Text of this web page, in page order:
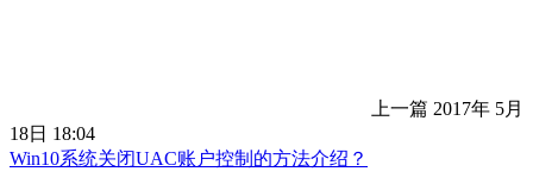
上一篇 2017年 5月
18日 18:04
Win10系统关闭UAC账户控制的方法介绍？